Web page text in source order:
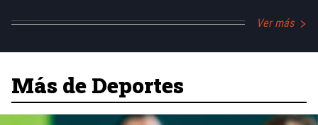
Ver más
Más de Deportes